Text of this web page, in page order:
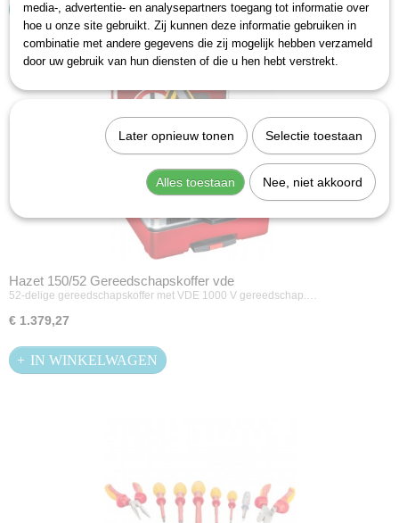
IN WINKELWAGEN
Hazet 150/52 Gereedschapskoffer vde
52-delige gereedschapskoffer met VDE 1000 V gereedschap.…
€ 1.379,27
IN WINKELWAGEN
media-, advertentie- en analysepartners toegang tot informatie over
hoe u onze site gebruikt. Zij kunnen deze informatie gebruiken in
combinatie met andere gegevens die zij mogelijk hebben verzameld
door uw gebruik van hun diensten of die u hen hebt verstrekt.
Later opnieuw tonen Selectie toestaan
Alles toestaan Nee, niet akkoord